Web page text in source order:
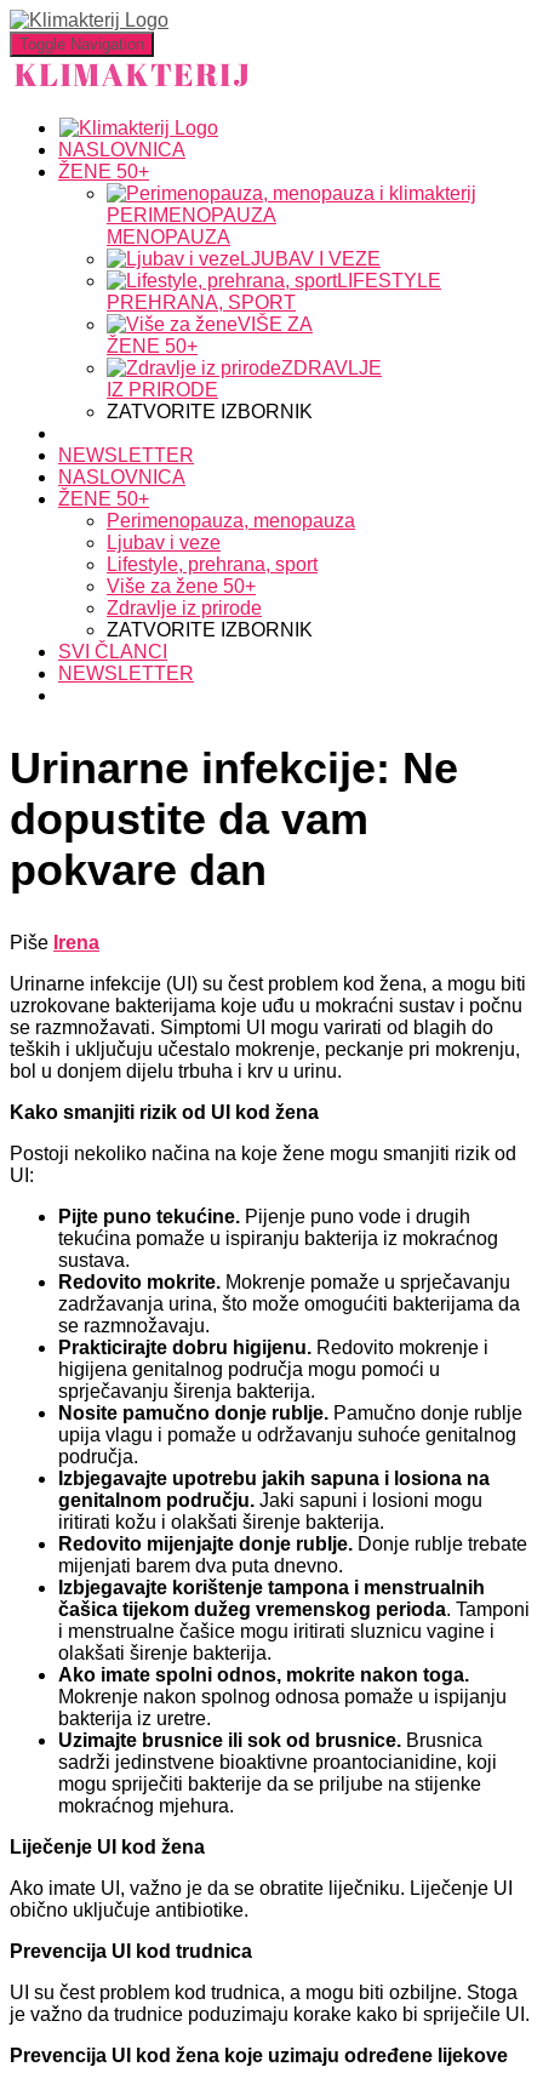
Toggle Navigation
NASLOVNICA
ŽENE 50+
PERIMENOPAUZA
MENOPAUZA
LJUBAV I VEZE
LIFESTYLE
PREHRANA, SPORT
VIŠE ZA
ŽENE 50+
ZDRAVLJE
IZ PRIRODE
ZATVORITE IZBORNIK
NEWSLETTER
NASLOVNICA
ŽENE 50+
Perimenopauza, menopauza
Ljubav i veze
Lifestyle, prehrana, sport
Više za žene 50+
Zdravlje iz prirode
ZATVORITE IZBORNIK
SVI ČLANCI
NEWSLETTER
Urinarne infekcije: Ne
dopustite da vam
pokvare dan
Piše Irena
Urinarne infekcije (UI) su čest problem kod žena, a mogu biti
uzrokovane bakterijama koje uđu u mokraćni sustav i počnu
se razmnožavati. Simptomi UI mogu varirati od blagih do
teških i uključuju učestalo mokrenje, peckanje pri mokrenju,
bol u donjem dijelu trbuha i krv u urinu.
Kako smanjiti rizik od UI kod žena
Postoji nekoliko načina na koje žene mogu smanjiti rizik od
UI:
Pijte puno tekućine. Pijenje puno vode i drugih
tekućina pomaže u ispiranju bakterija iz mokraćnog
sustava.
Redovito mokrite. Mokrenje pomaže u sprječavanju
zadržavanja urina, što može omogućiti bakterijama da
se razmnožavaju.
Prakticirajte dobru higijenu. Redovito mokrenje i
higijena genitalnog područja mogu pomoći u
sprječavanju širenja bakterija.
Nosite pamučno donje rublje. Pamučno donje rublje
upija vlagu i pomaže u održavanju suhoće genitalnog
područja.
Izbjegavajte upotrebu jakih sapuna i losiona na
genitalnom području. Jaki sapuni i losioni mogu
iritirati kožu i olakšati širenje bakterija.
Redovito mijenjajte donje rublje. Donje rublje trebate
mijenjati barem dva puta dnevno.
Izbjegavajte korištenje tampona i menstrualnih
čašica tijekom dužeg vremenskog perioda. Tamponi
i menstrualne čašice mogu iritirati sluznicu vagine i
olakšati širenje bakterija.
Ako imate spolni odnos, mokrite nakon toga.
Mokrenje nakon spolnog odnosa pomaže u ispijanju
bakterija iz uretre.
Uzimajte brusnice ili sok od brusnice. Brusnica
sadrži jedinstvene bioaktivne proantocianidine, koji
mogu spriječiti bakterije da se priljube na stijenke
mokraćnog mjehura.
Liječenje UI kod žena
Ako imate UI, važno je da se obratite liječniku. Liječenje UI
obično uključuje antibiotike.
Prevencija UI kod trudnica
UI su čest problem kod trudnica, a mogu biti ozbiljne. Stoga
je važno da trudnice poduzimaju korake kako bi spriječile UI.
Prevencija UI kod žena koje uzimaju određene lijekove